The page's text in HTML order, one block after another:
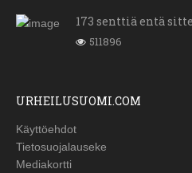
173 senttiä entä
511896
URHEILUSUOMI.COM
Käyttöehdot
Tietosuojalauseke
Mediakortti